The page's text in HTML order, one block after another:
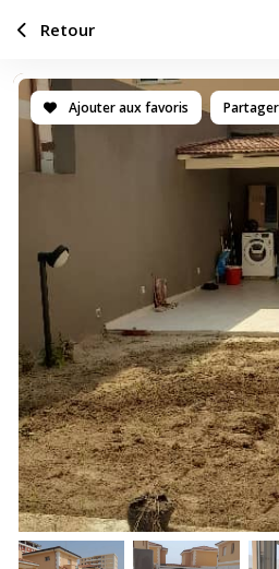
Ajouter aux favoris Partager
Retour